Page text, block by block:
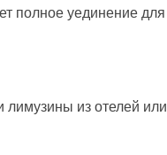
полное уединение для
из отелей или